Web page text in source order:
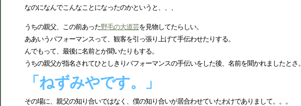
なのになんでこんなことになったのかというと、、、
うちの親父、この前あった野毛の大道芸を見物してたらしい。
ああいうパフォーマンスって、観客を引っ張り上げて手伝わせたりする。
んでもって、最後に名前とか聞いたりもする。
うちの親父が指名されてひとしきりパフォーマンスの手伝いをした後、名前を聞かれましたとさ。
「ねずみやです。」
その場に、親父の知り合いではなく、僕の知り合いが居合わせていたわけでありまして。。。